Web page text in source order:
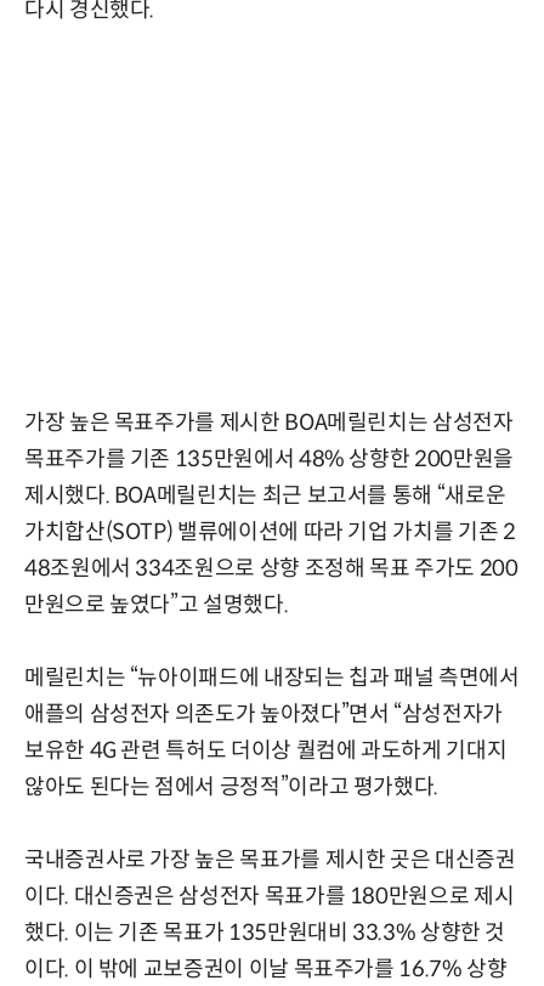
다시 경신했다.
가장 높은 목표주가를 제시한 BOA메릴린치는 삼성전자
목표주가를 기존 135만원에서 48% 상향한 200만원을
제시했다. BOA메릴린치는 최근 보고서를 통해 “새로운
가치합산(SOTP) 밸류에이션에 따라 기업 가치를 기존 2
48조원에서 334조원으로 상향 조정해 목표 주가도 200
만원으로 높였다”고 설명했다.
메릴린치는 “뉴아이패드에 내장되는 칩과 패널 측면에서
애플의 삼성전자 의존도가 높아졌다”면서 “삼성전자가
보유한 4G 관련 특허도 더이상 퀄컴에 과도하게 기대지
않아도 된다는 점에서 긍정적”이라고 평가했다.
국내증권사로 가장 높은 목표가를 제시한 곳은 대신증권
이다. 대신증권은 삼성전자 목표가를 180만원으로 제시
했다. 이는 기존 목표가 135만원대비 33.3% 상향한 것
이다. 이 밖에 교보증권이 이날 목표주가를 16.7% 상향